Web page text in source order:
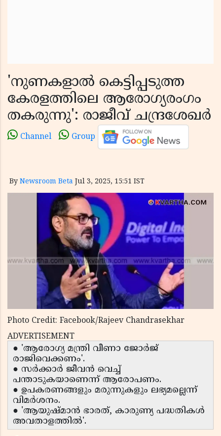
'നുണകളാൽ കെട്ടിപ്പടുത്ത
കേരളത്തിലെ ആരോഗ്യരംഗം
തകരുന്നു': രാജീവ് ചന്ദ്രശേഖർ
Channel Group
By Newsroom Beta Jul 3, 2025, 15:51 IST
Photo Credit: Facebook/Rajeev Chandrasekhar
ADVERTISEMENT
● 'ആരോഗ്യ മന്ത്രി വീണാ ജോർജ്
രാജിവെക്കണം'.
● സർക്കാർ ജീവൻ വെച്ച്
പന്താടുകയാണെന്ന് ആരോപണം.
● ഉപകരണങ്ങളും മരുന്നുകളും ലഭ്യമല്ലെന്ന്
വിമർശനം.
● 'ആയുഷ്മാൻ ഭാരത്, കാരുണ്യ പദ്ധതികൾ
അവതാളത്തിൽ'.